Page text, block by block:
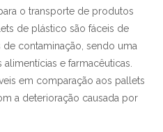
o transporte de produtos
de plástico são fáceis de
de contaminação, sendo uma
e farmacêuticas.
em comparação aos pallets
a deterioração causada por